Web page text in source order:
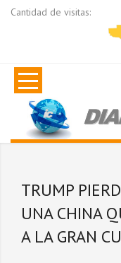
Cantidad de visitas:
TRUMP
UNA CHINA
A LA GRAN